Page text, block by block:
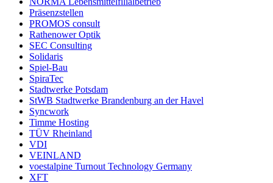
Präsenzstellen
PROMOS consult
Rathenower Optik
SEC Consulting
Solidaris
Spiel-Bau
SpiraTec
Stadtwerke Potsdam
StWB Stadtwerke Brandenburg an der Havel
Syncwork
Timme Hosting
TÜV Rheinland
VDI
VEINLAND
voestalpine Turnout Technology Germany
XFT